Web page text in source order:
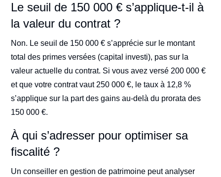
Le seuil de 150 000 € s’applique-t-il à
la valeur du contrat ?
Non. Le seuil de 150 000 € s’apprécie sur le montant
total des primes versées (capital investi), pas sur la
valeur actuelle du contrat. Si vous avez versé 200 000 €
et que votre contrat vaut 250 000 €, le taux à 12,8 %
s’applique sur la part des gains au-delà du prorata des
150 000 €.
À qui s’adresser pour optimiser sa
fiscalité ?
Un conseiller en gestion de patrimoine peut analyser